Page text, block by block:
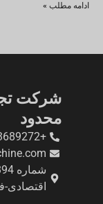
ادامه مطلب »
محدود
+86-13673689272
اقتصادی-